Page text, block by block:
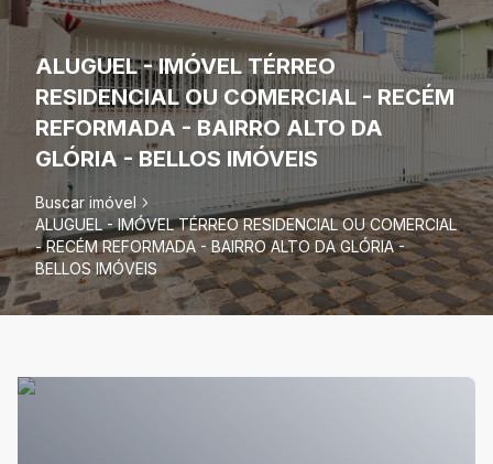
ALUGUEL - IMÓVEL TÉRREO
RESIDENCIAL OU COMERCIAL - RECÉM
REFORMADA - BAIRRO ALTO DA
GLÓRIA - BELLOS IMÓVEIS
Buscar imóvel
ALUGUEL - IMÓVEL TÉRREO RESIDENCIAL OU COMERCIAL
- RECÉM REFORMADA - BAIRRO ALTO DA GLÓRIA -
BELLOS IMÓVEIS